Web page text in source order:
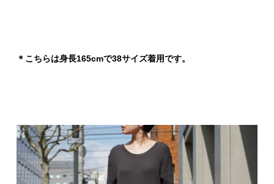
＊こちらは身長165cmで38サイズ着用です。